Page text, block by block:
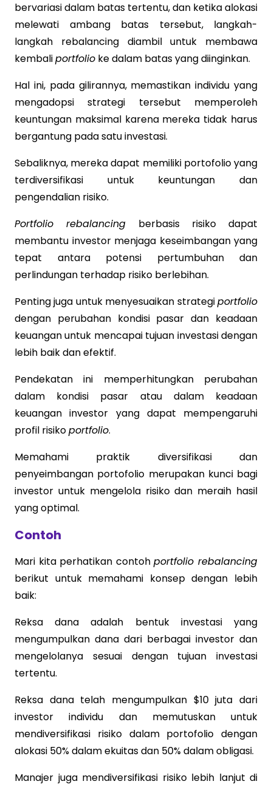
bervariasi dalam batas tertentu, dan ketika alokasi
melewati ambang batas tersebut, langkah-
langkah rebalancing diambil untuk membawa
kembaliportfolio ke dalam batas yang diinginkan.
Hal ini, pada gilirannya, memastikan individu yang
mengadopsi strategi tersebut memperoleh
keuntungan maksimal karena mereka tidak harus
bergantung pada satu investasi.
Sebaliknya, mereka dapat memiliki portofolio yang
terdiversifikasi untuk keuntungan dan
pengendalian risiko.
Portfolio rebalancing berbasis risiko dapat
membantu investor menjaga keseimbangan yang
tepat antara potensi pertumbuhan dan
perlindungan terhadap risiko berlebihan.
Penting juga untuk menyesuaikan strategiportfolio
dengan perubahan kondisi pasar dan keadaan
keuangan untuk mencapai tujuan investasi dengan
lebih baik dan efektif.
Pendekatan ini memperhitungkan perubahan
dalam kondisi pasar atau dalam keadaan
keuangan investor yang dapat mempengaruhi
profil risikoportfolio.
Memahami praktik diversifikasi dan
penyeimbangan portofolio merupakan kunci bagi
investor untuk mengelola risiko dan meraih hasil
yang optimal.
Contoh
Mari kita perhatikan contohportfolio rebalancing
berikut untuk memahami konsep dengan lebih
baik:
Reksa dana adalah bentuk investasi yang
mengumpulkan dana dari berbagai investor dan
mengelolanya sesuai dengan tujuan investasi
tertentu.
Reksa dana telah mengumpulkan $10 juta dari
investor individu dan memutuskan untuk
mendiversifikasi risiko dalam portofolio dengan
alokasi 50% dalam ekuitas dan 50% dalam obligasi.
Manajer juga mendiversifikasi risiko lebih lanjut di